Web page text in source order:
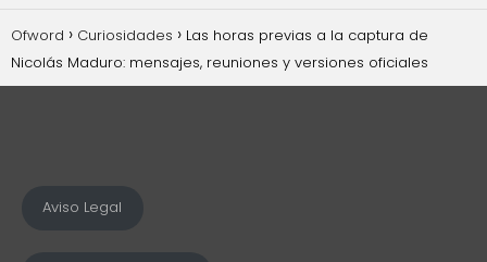
Ofword Curiosidades
Las horas previas a la captura de
Nicolás Maduro: mensajes, reuniones y versiones oficiales
Aviso Legal